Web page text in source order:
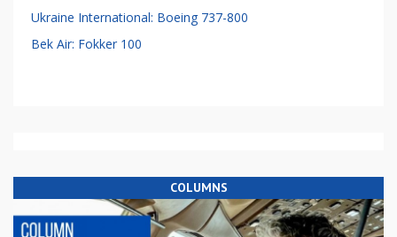
Ukraine International: Boeing 737-800
Bek Air: Fokker 100
COLUMNS